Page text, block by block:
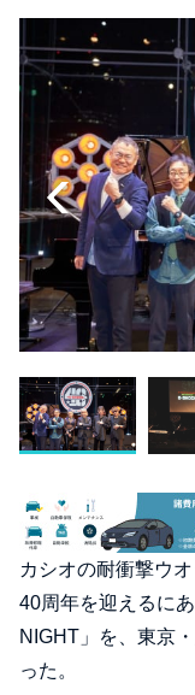
カシオの耐衝撃ウ
40周年を迎えるに
NIGHT」を、東京
った。